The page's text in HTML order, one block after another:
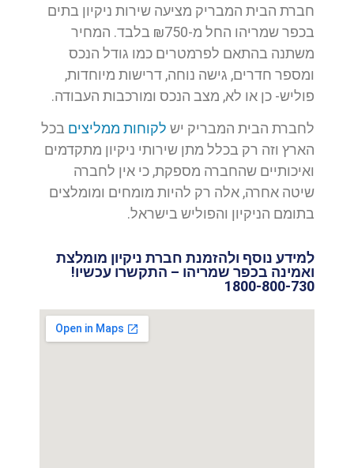
חברת הבית המבריק מציעה שירות ניקיון בתים
בכפר שמריהו החל מ-₪750 בלבד. המחיר
משתנה בהתאם לפרמטרים כמו גודל הנכס
ומספר חדרים, גישה נוחה, דרישות מיוחדות,
פוליש- כן או לא, מצב הנכס ומורכבות העבודה.
לחברת הבית המבריק יש לקוחות ממליצים בכל
הארץ וזה רק בכלל מתן שירותי ניקיון מתקדמים
ואיכותיים שהחברה מספקת, כי אין לחברה
שיטה אחרה, אלה רק להיות מומחים ומומלצים
בתומם הניקיון והפוליש בישראל.
למידע נוסף ולהזמנת חברת ניקיון מומלצת
ואמינה בכפר שמריהו – התקשרו עכשיו!
1800-800-730